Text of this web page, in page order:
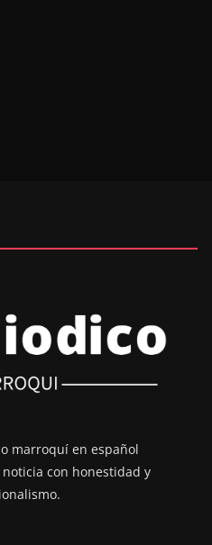
marroquí en español
con honestidad y